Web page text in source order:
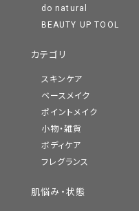
do natural
BEAUTY UP TOOL
カテゴリ
スキンケア
ベースメイク
ポイントメイク
小物・雑貨
ボディケア
フレグランス
肌悩み・状態